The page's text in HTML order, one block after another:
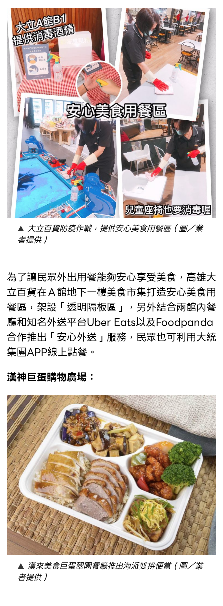
大立百貨防疫作戰，提供安心美食用餐區（圖／業
者提供）
為了讓民眾外出用餐能夠安心享受美食，高雄大
立百貨在Ａ館地下一樓美食市集打造安心美食用
餐區，架設「透明隔板區」，另外結合兩館內餐
廳和知名外送平台Uber Eats以及Foodpanda
合作推出「安心外送」服務，民眾也可利用大統
集團APP線上點餐。
漢神巨蛋購物廣場：
漢來美食巨蛋翠園餐廳推出海派雙拚便當（圖／業
者提供）